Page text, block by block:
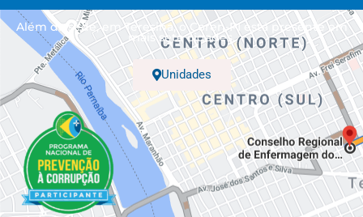
Além da sede, em Teresina, o Coren-PI está presente em
mais sete cidades.
Unidades